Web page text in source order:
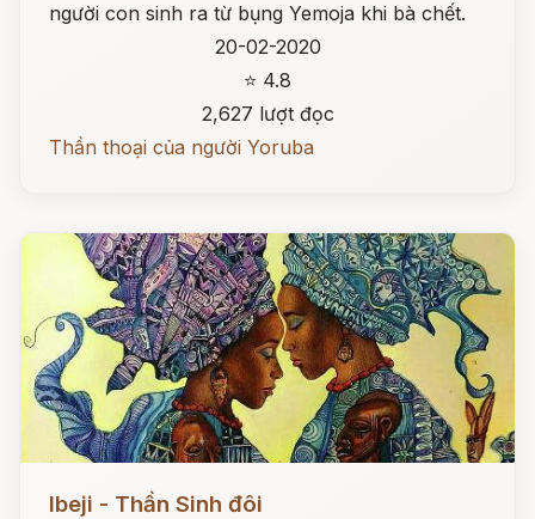
người con sinh ra từ bụng Yemoja khi bà chết.
20-02-2020
⭐ 4.8
2,627 lượt đọc
Thần thoại của người Yoruba
Ibeji - Thần Sinh đôi